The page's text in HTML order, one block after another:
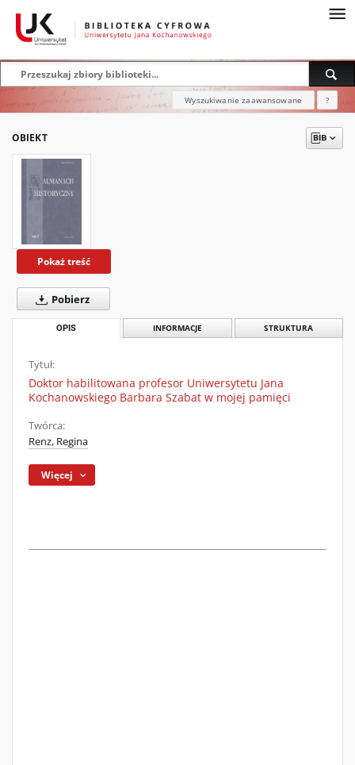
Wyszukiwanie zaawansowane ?
OBIEKT
Pokaż treść
Pobierz
OPIS INFORMACJE STRUKTURA
Tytuł:
Doktor habilitowana profesor Uniwersytetu Jana
Kochanowskiego Barbara Szabat w mojej pamięci
Twórca:
Renz, Regina
Więcej